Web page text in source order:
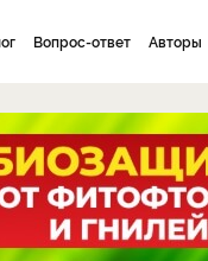
Вопрос-ответ Авторы